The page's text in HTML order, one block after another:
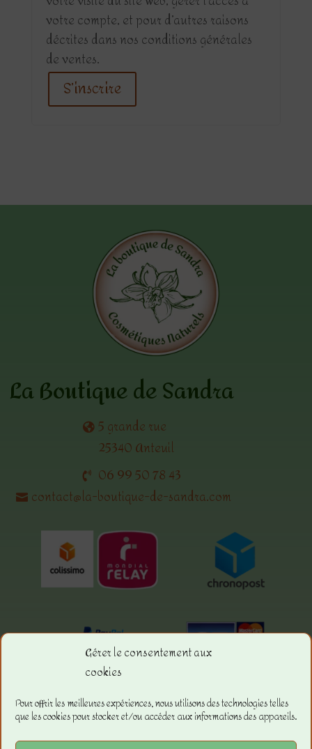
Gérer le consentement aux
cookies
Pour offrir les meilleures expériences, nous utilisons des technologies telles
que les cookies pour stocker et/ou accéder aux informations des appareils.
votre compte, et pour d’autres raisons
décrites dans nos conditions générales
de ventes.
S’inscrire
La Boutique de Sandra
5 grande rue
25340 Anteuil
06 99 50 78 43
contact@la-boutique-de-sandra.com
Menu.
La boutique